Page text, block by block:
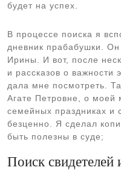
будет на успех.
В процессе поиска я
дневник прабабушки.
Ирины. И вот, после
и рассказов о важности
дала мне посмотреть.
Агате Петровне, о
семейных праздниках и
безценно. Я сделал
быть полезны в суде;
Поиск свидетелей